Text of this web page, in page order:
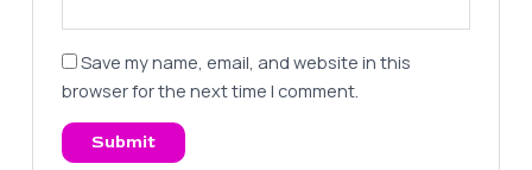
Save my name, email, and website in this
browser for the next time I comment.